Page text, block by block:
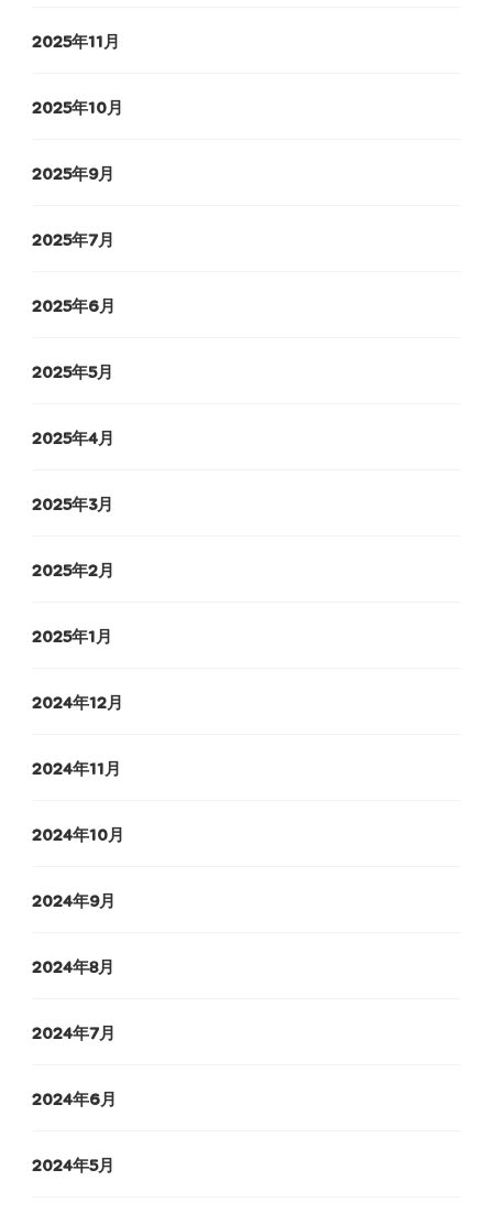
2025年11月
2025年10月
2025年9月
2025年7月
2025年6月
2025年5月
2025年4月
2025年3月
2025年2月
2025年1月
2024年12月
2024年11月
2024年10月
2024年9月
2024年8月
2024年7月
2024年6月
2024年5月